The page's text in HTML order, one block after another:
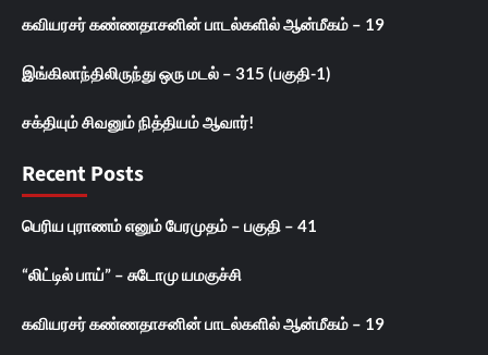
கவியரசர் கண்ணதாசனின் பாடல்களில் ஆன்மீகம் – 19
இங்கிலாந்திலிருந்து ஒரு மடல் – 315 (பகுதி-1)
சக்தியும் சிவனும் நித்தியம் ஆவார்!
Recent Posts
பெரிய புராணம் எனும் பேரமுதம் – பகுதி – 41
“லிட்டில் பாய்” – சுடோமு யமகுச்சி
கவியரசர் கண்ணதாசனின் பாடல்களில் ஆன்மீகம் – 19